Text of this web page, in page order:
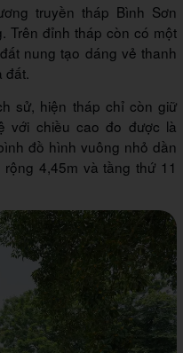
truyền tháp Bình Sơn
Trên đỉnh tháp còn có một
nung tạo dáng vẻ thanh
đất.
sử, hiện tháp chỉ còn giữ
với chiều cao đo được là
đồ hình vuông nhỏ dần
4,45m và tầng thứ 11